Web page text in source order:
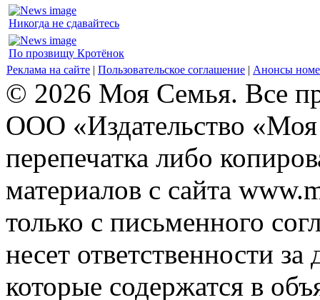
Никогда не сдавайтесь
По прозвищу Кротёнок
Реклама на сайте | Пользовательское соглашение | Анонсы
© 2026 Моя Семья. Все
ООО «Издательство
перепечатка либо
материалов с сайта
только с письменного
несет ответственности
которые содержатся в